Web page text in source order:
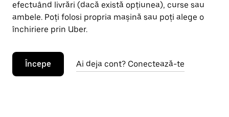
efectuând livrări (dacă există opțiunea), curse sau
ambele. Poți folosi propria mașină sau poți alege o
închiriere prin Uber.
Începe Ai deja cont? Conectează-te